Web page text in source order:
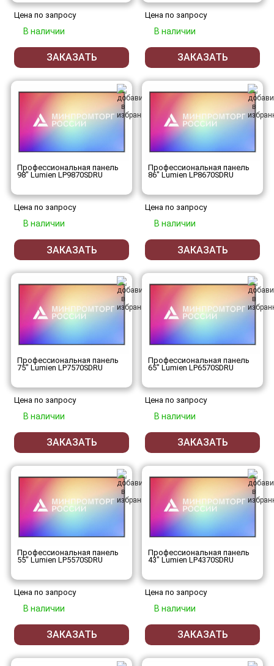
Цена по запросу
В наличии
ЗАКАЗАТЬ
Цена по запросу
В наличии
ЗАКАЗАТЬ
Профессиональная панель
98" Lumien LP9870SDRU
Цена по запросу
В наличии
ЗАКАЗАТЬ
Профессиональная панель
86" Lumien LP8670SDRU
Цена по запросу
В наличии
ЗАКАЗАТЬ
Профессиональная панель
75" Lumien LP7570SDRU
Цена по запросу
В наличии
ЗАКАЗАТЬ
Профессиональная панель
65" Lumien LP6570SDRU
Цена по запросу
В наличии
ЗАКАЗАТЬ
Профессиональная панель
55" Lumien LP5570SDRU
Цена по запросу
В наличии
ЗАКАЗАТЬ
Профессиональная панель
43" Lumien LP4370SDRU
Цена по запросу
В наличии
ЗАКАЗАТЬ